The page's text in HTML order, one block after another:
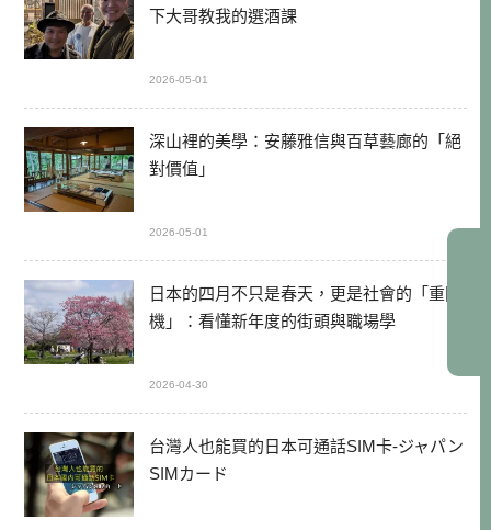
下大哥教我的選酒課
2026-05-01
深山裡的美學：安藤雅信與百草藝廊的「絕
對價值」
2026-05-01
日本的四月不只是春天，更是社會的「重開
機」：看懂新年度的街頭與職場學
2026-04-30
台灣人也能買的日本可通話SIM卡-ジャパン
SIMカード